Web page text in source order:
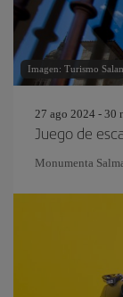
Imagen: Turismo
27 ago 2024 - 30
Juego de
Monumenta